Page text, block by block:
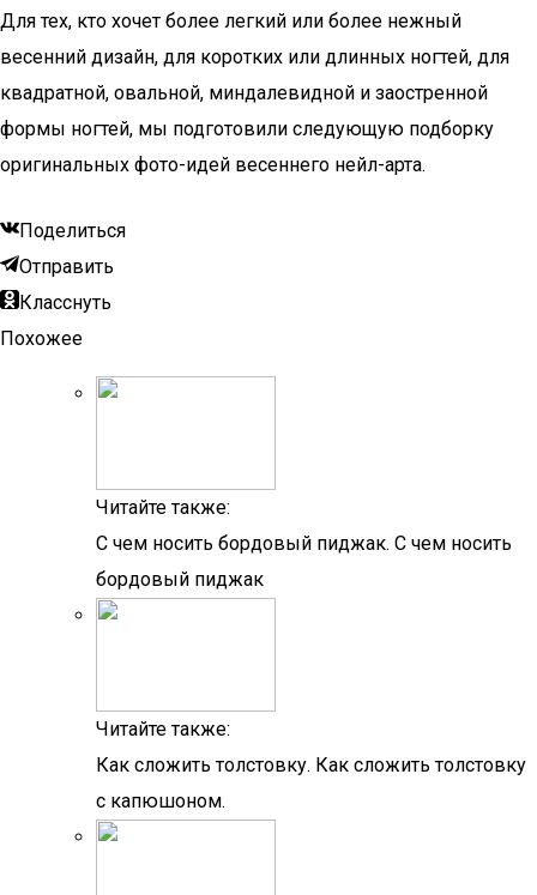
Для тех, кто хочет более легкий или более нежный
весенний дизайн, для коротких или длинных ногтей, для
квадратной, овальной, миндалевидной и заостренной
формы ногтей, мы подготовили следующую подборку
оригинальных фото-идей весеннего нейл-арта.
Поделиться
Отправить
Класснуть
Похожее
Читайте также:
С чем носить бордовый пиджак. С чем носить
бордовый пиджак
Читайте также:
Как сложить толстовку. Как сложить толстовку
с капюшоном.